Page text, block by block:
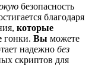
безопасность
благодаря
которые
гонки. Вы можете
надежно без
скриптов для